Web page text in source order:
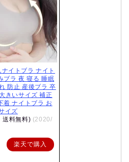
イトブラ ナイト
ブラ 夜 寝る 睡眠
防止 産後ブラ 卒
きいサイズ 補正
着 ナイトブラ お
イズ
送料無料) (2020/
楽天で購入